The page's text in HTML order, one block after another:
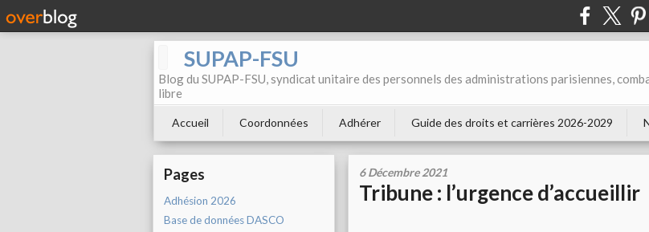
SUPAP-FSU
Blog du SUPAP-FSU, syndicat unitaire des personnels des administrations parisiennes,
libre
Accueil Coordonnées Adhérer Guide des droits et carrières 2026-2029
Pages
Adhésion 2026
Base de données DASCO
6 Décembre 2021
Tribune : l’urgence d’accueillir